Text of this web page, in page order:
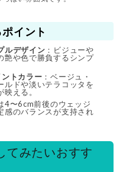
イント
ルデザイン ：ビジューや
艶や色で勝負するシンプ
トカラー ：ベージュ・
ルドや淡いテラコッタを
える。
4〜6cm前後のウェッジ
感のバランスが支持され
てみたいおすす